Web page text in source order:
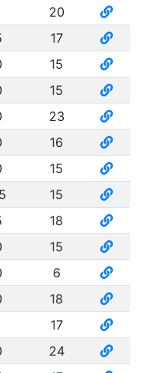
20
17
15
15
23
16
15
15
18
15
6
18
17
24